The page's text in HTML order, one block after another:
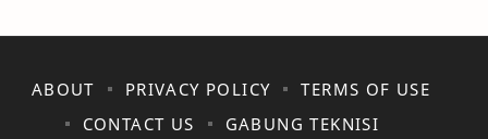
ABOUT PRIVACY POLICY
TERMS OF USE
CONTACT US
GABUNG TEKNISI